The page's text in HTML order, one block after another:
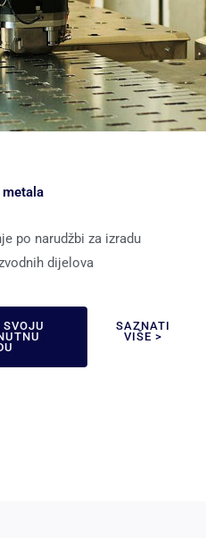
po narudžbi za izradu
dijelova
SAZNATI
VIŠE >